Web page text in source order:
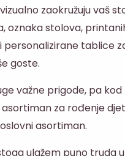
zaokružuju vaš
oznaka stolova,
personalizirane tablice
goste.
važne prigode, pa
za rođenje
asortiman.
ulažem puno truda